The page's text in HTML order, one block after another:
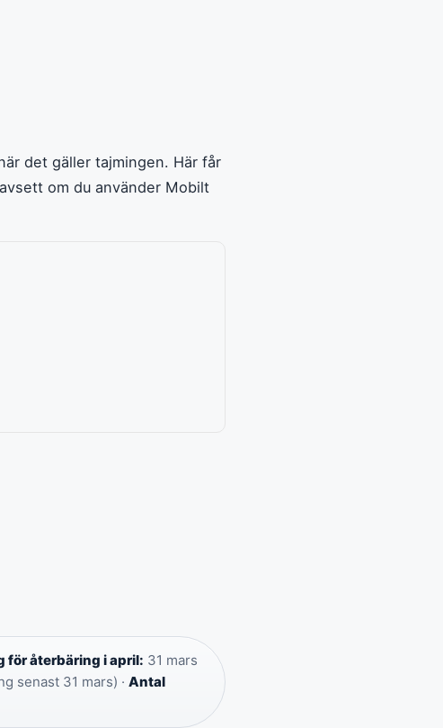
det gäller tajmingen. Här får
om du använder Mobilt
för återbäring i april: 31 mars
senast 31 mars) · Antal